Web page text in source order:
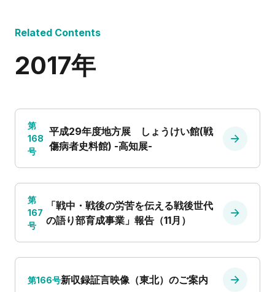
Related Contents
2017年
第
168
号
平成29年度地方展 しょうけい館(戦
傷病者史料館) -高知展-
第
167
号
「戦中・戦後の労苦を伝える戦後世代
の語り部育成事業」報告（11月）
第166号新収録証言映像（東北）のご案内